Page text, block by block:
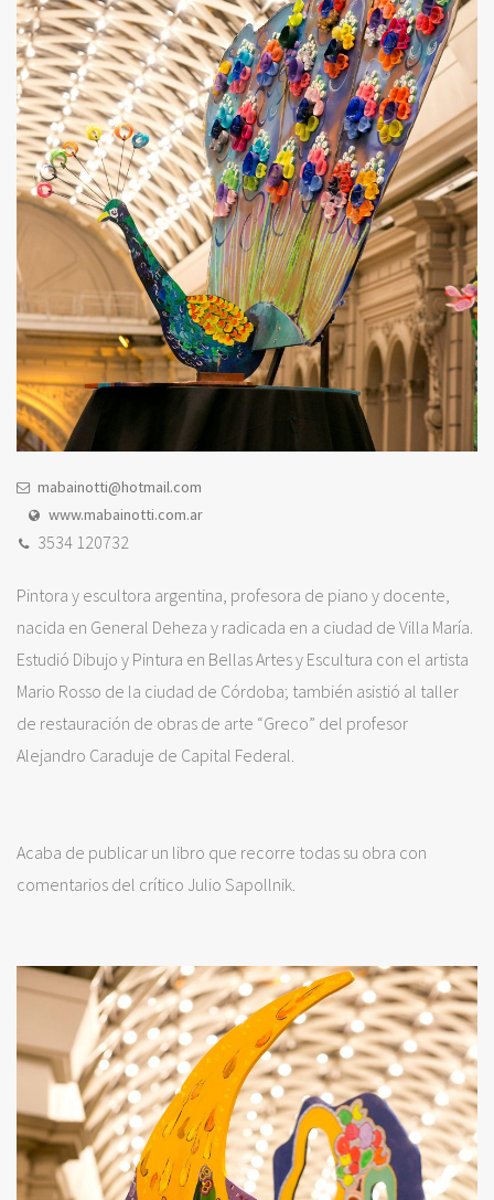
mabainotti@hotmail.com
www.mabainotti.com.ar
3534 120732
Pintora y escultora argentina, profesora de piano y docente,
nacida en General Deheza y radicada en a ciudad de Villa María.
Estudió Dibujo y Pintura en Bellas Artes y Escultura con el artista
Mario Rosso de la ciudad de Córdoba; también asistió al taller
de restauración de obras de arte “Greco” del profesor
Alejandro Caraduje de Capital Federal.
Acaba de publicar un libro que recorre todas su obra con
comentarios del crítico Julio Sapollnik.